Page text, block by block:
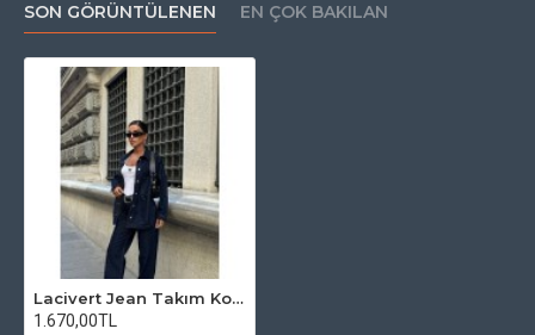
SON GÖRÜNTÜLENEN EN ÇOK BAKILAN
Lacivert Jean Takım Kot pantolon ve ceket hafen
1.670,00TL